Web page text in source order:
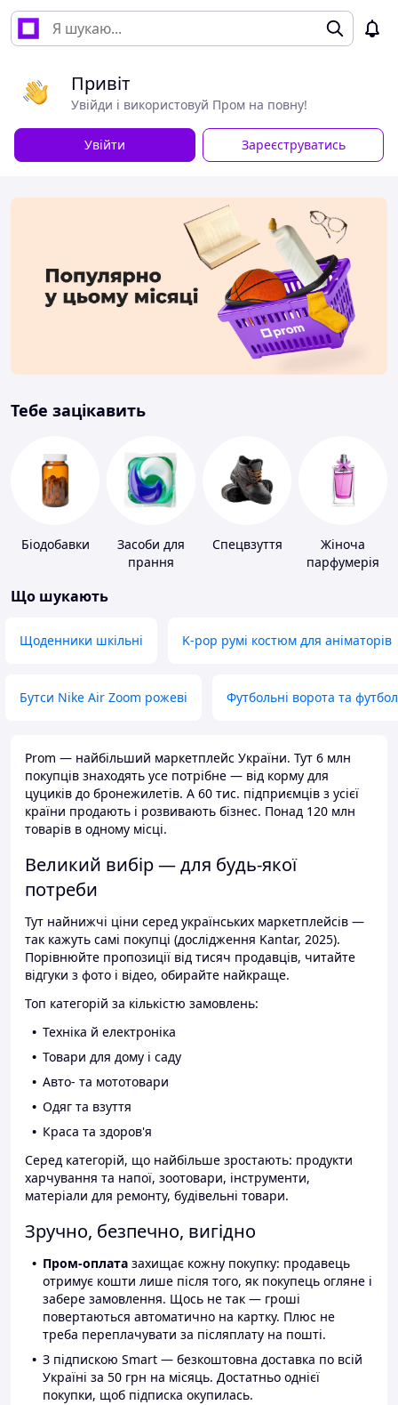
Привіт
Увійди і використовуй Пром на повну!
Увійти Зареєструватись
Тебе зацікавить
Біодобавки
Засоби для
прання
Спецвзуття
Жіноча
парфумерія
Що шукають
Щоденники шкільні K-pop румі костюм для аніматорів
Бутси Nike Air Zoom рожеві Футбольні ворота та
Prom — найбільший маркетплейс України. Тут 6 млн
покупців знаходять усе потрібне — від корму для
цуциків до бронежилетів. А 60 тис. підприємців з усієї
країни продають і розвивають бізнес. Понад 120 млн
товарів в одному місці.
Великий вибір — для будь-якої
потреби
Тут найнижчі ціни серед українських маркетплейсів —
так кажуть самі покупці (дослідження Kantar, 2025).
Порівнюйте пропозиції від тисяч продавців, читайте
відгуки з фото і відео, обирайте найкраще.
Топ категорій за кількістю замовлень:
Техніка й електроніка
Товари для дому і саду
Авто- та мототовари
Одяг та взуття
Краса та здоров'я
Серед категорій, що найбільше зростають: продукти
харчування та напої, зоотовари, інструменти,
матеріали для ремонту, будівельні товари.
Зручно, безпечно, вигідно
Пром-оплата захищає кожну покупку: продавець
отримує кошти лише після того, як покупець огляне і
забере замовлення. Щось не так — гроші
повертаються автоматично на картку. Плюс не
треба переплачувати за післяплату на пошті.
З підпискою Smart — безкоштовна доставка по всій
Україні за 50 грн на місяць. Достатньо однієї
покупки, щоб підписка окупилась.